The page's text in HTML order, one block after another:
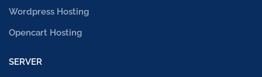
Wordpress Hosting
Opencart Hosting
SERVER